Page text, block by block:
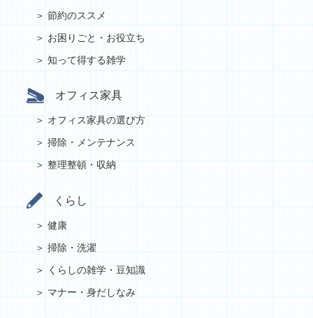
節約のススメ
お困りごと・お役立ち
知って得する雑学
オフィス家具
オフィス家具の選び方
掃除・メンテナンス
整理整頓・収納
くらし
健康
掃除・洗濯
くらしの雑学・豆知識
マナー・身だしなみ